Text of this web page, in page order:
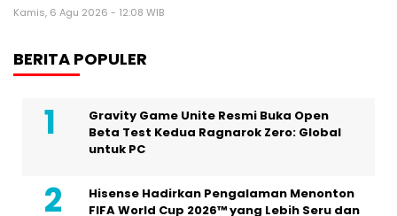
Kamis, 6 Agu 2026 - 12:08 WIB
BERITA POPULER
Gravity Game Unite Resmi Buka Open
Beta Test Kedua Ragnarok Zero: Global
untuk PC
Hisense Hadirkan Pengalaman Menonton
FIFA World Cup 2026™ yang Lebih Seru dan